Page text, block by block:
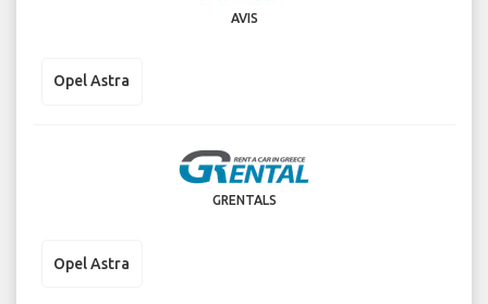
AVIS
Opel Astra
GRENTALS
Opel Astra